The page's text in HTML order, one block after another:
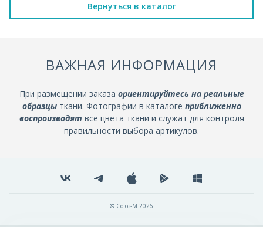
Вернуться в каталог
ВАЖНАЯ ИНФОРМАЦИЯ
При размещении заказа ориентируйтесь на реальные
образцыткани. Фотографии в каталоге приближенно
воспроизводят все цвета ткани и служат для контроля
правильности выбора артикулов.
© Союз-М 2026